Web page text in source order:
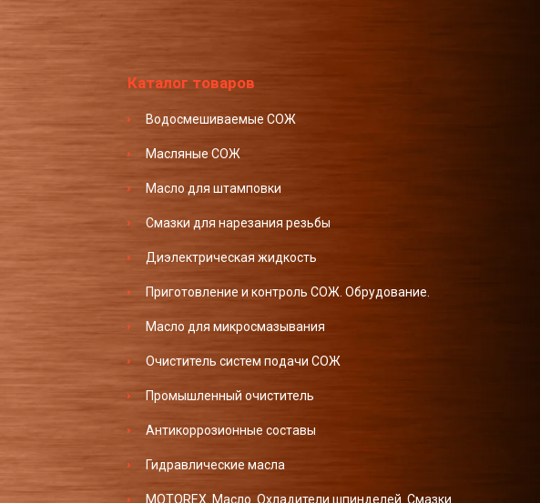
Каталог товаров
Водосмешиваемые СОЖ
Масляные СОЖ
Масло для штамповки
Смазки для нарезания резьбы
Диэлектрическая жидкость
Приготовление и контроль СОЖ. Обрудование.
Масло для микросмазывания
Очиститель систем подачи СОЖ
Промышленный очиститель
Антикоррозионные составы
Гидравлические масла
MOTOREX. Масло. Охладители шпинделей. Смазки